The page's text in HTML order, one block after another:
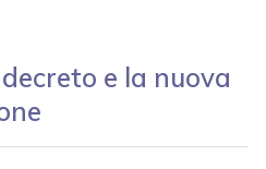
e la nuova